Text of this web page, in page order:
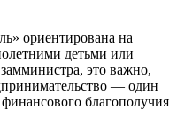
ориентирована на
детьми или
это важно,
— один
благополучия